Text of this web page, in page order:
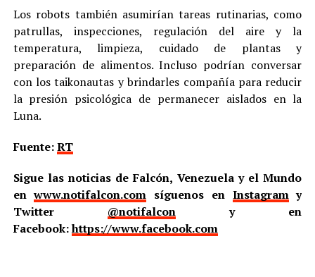
Los robots también asumirían tareas rutinarias, como
patrullas, inspecciones, regulación del aire y la
temperatura, limpieza, cuidado de plantas y
preparación de alimentos. Incluso podrían conversar
con los taikonautas y brindarles compañía para reducir
la presión psicológica de permanecer aislados en la
Luna.
Fuente:RT
Sigue las noticias de Falcón, Venezuela y el Mundo
enwww.notifalcon.com síguenos en Instagramy
Twitter @notifalcony en
Facebook:https://www.facebook.com